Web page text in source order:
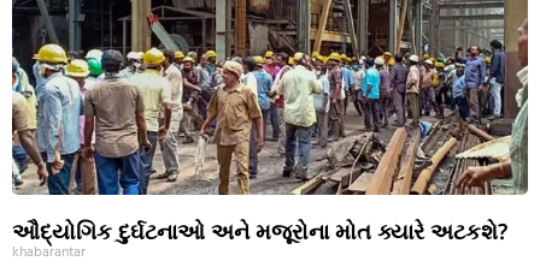
ઔદ્યોગિક દુર્ઘટનાઓ અને મજૂરોના મોત ક્યારે અટકશે?
khabarantar